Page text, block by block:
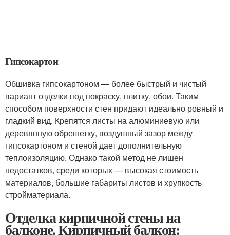
Гипсокартон
Обшивка гипсокартоном — более быстрый и чистый
вариант отделки под покраску, плитку, обои. Таким
способом поверхности стен придают идеально ровный и
гладкий вид. Крепятся листы на алюминиевую или
деревянную обрешетку, воздушный зазор между
гипсокартоном и стеной дает дополнительную
теплоизоляцию. Однако такой метод не лишен
недостатков, среди которых — высокая стоимость
материалов, большие габариты листов и хрупкость
стройматериала.
Отделка кирпичной стены на
балконе. Кирпичный балкон: